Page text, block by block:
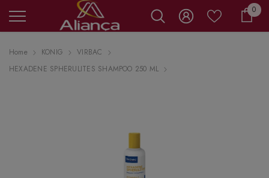
00
Home KONIG
VIRBAC
HEXADENE SPHERULITES SHAMPOO 250 ML